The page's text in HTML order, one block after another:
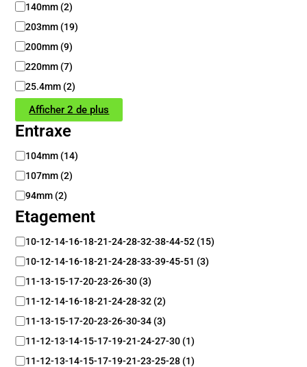
140mm (2)
203mm (19)
200mm (9)
220mm (7)
25.4mm (2)
Afficher 2 de plus
Entraxe
E
t
r
a
x
e
104mm (14)
107mm (2)
94mm (2)
Etagement
E
a
g
e
m
e
n
t
10-12-14-16-18-21-24-28-32-38-44-52 (15)
10-12-14-16-18-21-24-28-33-39-45-51 (3)
11-13-15-17-20-23-26-30 (3)
11-12-14-16-18-21-24-28-32 (2)
11-13-15-17-20-23-26-30-34 (3)
11-12-13-14-15-17-19-21-24-27-30 (1)
11-12-13-14-15-17-19-21-23-25-28 (1)